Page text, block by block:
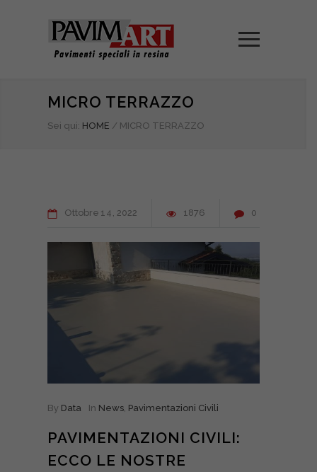
MICRO TERRAZZO
Sei qui: HOME / MICRO TERRAZZO
Ottobre 14 2022 1876 0
By Data In News, Pavimentazioni Civili
PAVIMENTAZIONI CIVILI:
ECCO LE NOSTRE